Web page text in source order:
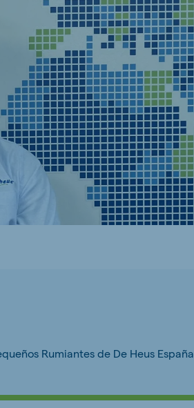
Rumiantes de De Heus España.
(Koudijs)